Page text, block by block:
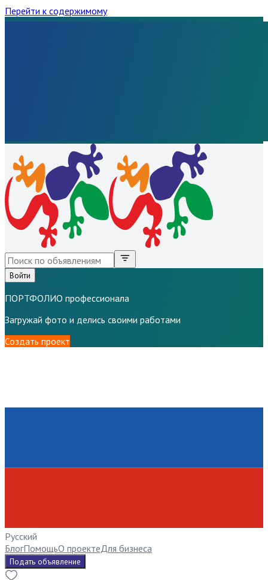
Перейти к содержимому
Войти
ПОРТФОЛИО профессионала
Загружай фото и делись своими работами
Создать проект
Русский
БлогПомощьО проектеДля бизнеса
Подать объявление